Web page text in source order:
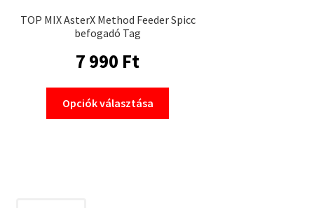
TOP MIX AsterX Method Feeder Spicc
befogadó Tag
7 990 Ft
Opciók választása